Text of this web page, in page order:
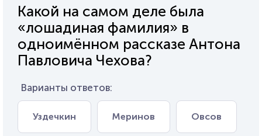
Какой на самом деле была
«лошадиная фамилия» в
одноимённом рассказе Антона
Павловича Чехова?
Варианты ответов:
Уздечкин Меринов Овсов